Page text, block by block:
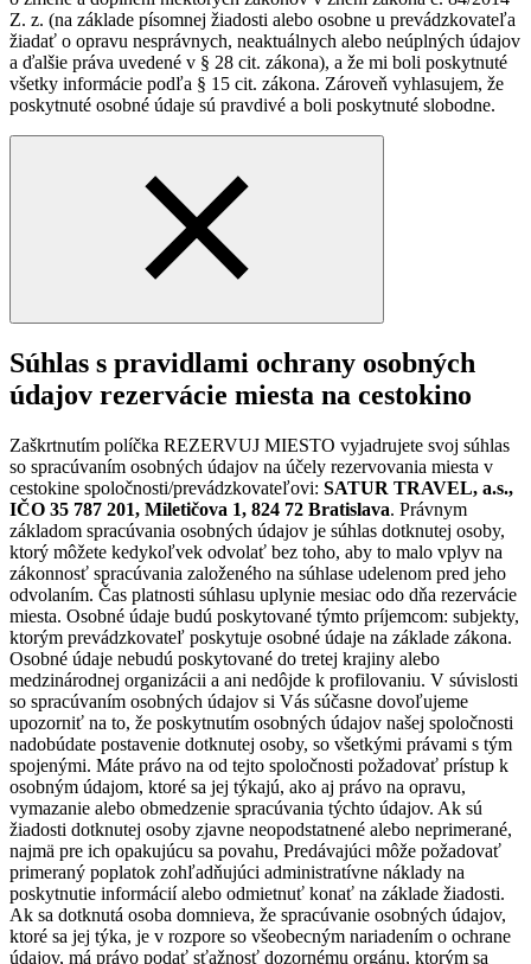
Z. z. (na základe písomnej žiadosti alebo osobne u prevádzkovateľa
žiadať o opravu nesprávnych, neaktuálnych alebo neúplných údajov
a ďalšie práva uvedené v § 28 cit. zákona), a že mi boli poskytnuté
všetky informácie podľa § 15 cit. zákona. Zároveň vyhlasujem, že
poskytnuté osobné údaje sú pravdivé a boli poskytnuté slobodne.
Súhlas s pravidlami ochrany osobných
údajov rezervácie miesta na cestokino
Zaškrtnutím políčka REZERVUJ MIESTO vyjadrujete svoj súhlas
so spracúvaním osobných údajov na účely rezervovania miesta v
cestokine spoločnosti/prevádzkovateľovi: SATUR TRAVEL, a.s.,
IČO 35 787 201, Miletičova 1, 824 72 Bratislava. Právnym
základom spracúvania osobných údajov je súhlas dotknutej osoby,
ktorý môžete kedykoľvek odvolať bez toho, aby to malo vplyv na
zákonnosť spracúvania založeného na súhlase udelenom pred jeho
odvolaním. Čas platnosti súhlasu uplynie mesiac odo dňa rezervácie
miesta. Osobné údaje budú poskytované týmto príjemcom: subjekty,
ktorým prevádzkovateľ poskytuje osobné údaje na základe zákona.
Osobné údaje nebudú poskytované do tretej krajiny alebo
medzinárodnej organizácii a ani nedôjde k profilovaniu. V súvislosti
so spracúvaním osobných údajov si Vás súčasne dovoľujeme
upozorniť na to, že poskytnutím osobných údajov našej spoločnosti
nadobúdate postavenie dotknutej osoby, so všetkými právami s tým
spojenými. Máte právo na od tejto spoločnosti požadovať prístup k
osobným údajom, ktoré sa jej týkajú, ako aj právo na opravu,
vymazanie alebo obmedzenie spracúvania týchto údajov. Ak sú
žiadosti dotknutej osoby zjavne neopodstatnené alebo neprimerané,
najmä pre ich opakujúcu sa povahu, Predávajúci môže požadovať
primeraný poplatok zohľadňujúci administratívne náklady na
poskytnutie informácií alebo odmietnuť konať na základe žiadosti.
Ak sa dotknutá osoba domnieva, že spracúvanie osobných údajov,
ktoré sa jej týka, je v rozpore so všeobecným nariadením o ochrane
údajov, má právo podať sťažnosť dozornému orgánu, ktorým sa